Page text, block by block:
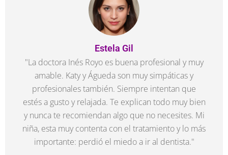
"La doctora Inés Royo es buena profesional y muy
amable. Katy y Águeda son muy simpáticas y
profesionales también. Siempre intentan que
estés a gusto y relajada. Te explican todo muy bien
y nunca te recomiendan algo que no necesites. Mi
niña, esta muy contenta con el tratamiento y lo más
importante: perdió el miedo a ir al dentista."
Estela Gil